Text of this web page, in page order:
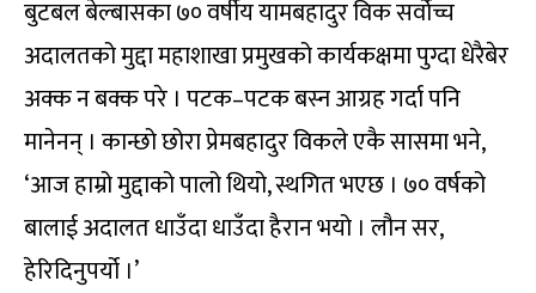
बुटबल बेल्बासका ७० वर्षीय यामबहादुर विक सर्वोच्च
अदालतको मुद्दा महाशाखा प्रमुखको कार्यकक्षमा पुग्दा धेरैबेर
अक्क न बक्क परे । पटक–पटक बस्न आग्रह गर्दा पनि
मानेनन् । कान्छो छोरा प्रेमबहादुर विकले एकै सासमा भने,
‘आज हाम्रो मुद्दाको पालो थियो, स्थगित भएछ । ७० वर्षको
बालाई अदालत धाउँदा धाउँदा हैरान भयो । लौन सर,
हेरिदिनुपर्यो ।’